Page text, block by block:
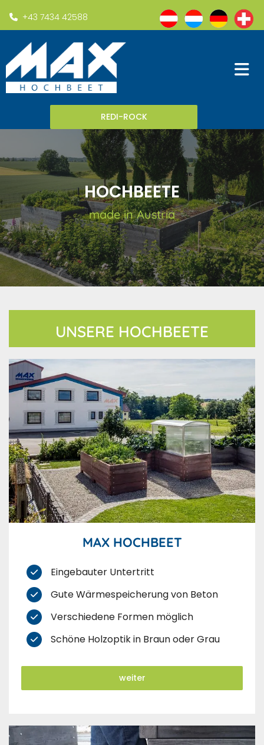
 +43 7434 42588
REDI-ROCK
HOCHBEETE
made in Austria
UNSERE HOCHBEETE
MAX HOCHBEET
Eingebauter Untertritt
Gute Wärmespeicherung von Beton
Verschiedene Formen möglich
Schöne Holzoptik in Braun oder Grau
weiter